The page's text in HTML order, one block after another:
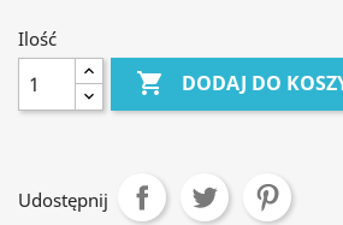
Ilość
 DODAJ DO
Udostępnij